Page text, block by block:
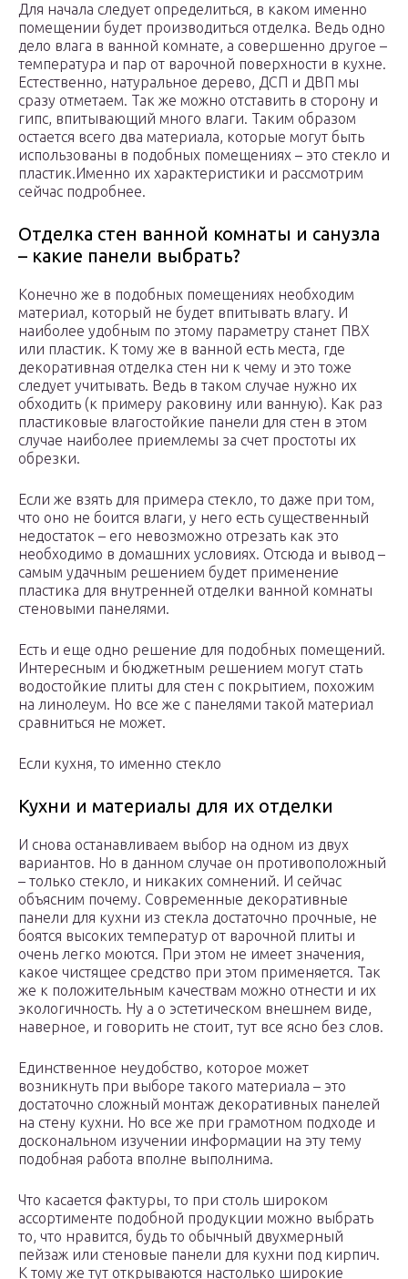
Для начала следует определиться, в каком именно
помещении будет производиться отделка. Ведь одно
дело влага в ванной комнате, а совершенно другое –
температура и пар от варочной поверхности в кухне.
Естественно, натуральное дерево, ДСП и ДВП мы
сразу отметаем. Так же можно отставить в сторону и
гипс, впитывающий много влаги. Таким образом
остается всего два материала, которые могут быть
использованы в подобных помещениях – это стекло и
пластик.Именно их характеристики и рассмотрим
сейчас подробнее.
Отделка стен ванной комнаты и санузла
– какие панели выбрать?
Конечно же в подобных помещениях необходим
материал, который не будет впитывать влагу. И
наиболее удобным по этому параметру станет ПВХ
или пластик. К тому же в ванной есть места, где
декоративная отделка стен ни к чему и это тоже
следует учитывать. Ведь в таком случае нужно их
обходить (к примеру раковину или ванную). Как раз
пластиковые влагостойкие панели для стен в этом
случае наиболее приемлемы за счет простоты их
обрезки.
Если же взять для примера стекло, то даже при том,
что оно не боится влаги, у него есть существенный
недостаток – его невозможно отрезать как это
необходимо в домашних условиях. Отсюда и вывод –
самым удачным решением будет применение
пластика для внутренней отделки ванной комнаты
стеновыми панелями.
Есть и еще одно решение для подобных помещений.
Интересным и бюджетным решением могут стать
водостойкие плиты для стен с покрытием, похожим
на линолеум. Но все же с панелями такой материал
сравниться не может.
Если кухня, то именно стекло
Кухни и материалы для их отделки
И снова останавливаем выбор на одном из двух
вариантов. Но в данном случае он противоположный
– только стекло, и никаких сомнений. И сейчас
объясним почему. Современные декоративные
панели для кухни из стекла достаточно прочные, не
боятся высоких температур от варочной плиты и
очень легко моются. При этом не имеет значения,
какое чистящее средство при этом применяется. Так
же к положительным качествам можно отнести и их
экологичность. Ну а о эстетическом внешнем виде,
наверное, и говорить не стоит, тут все ясно без слов.
Единственное неудобство, которое может
возникнуть при выборе такого материала – это
достаточно сложный монтаж декоративных панелей
на стену кухни. Но все же при грамотном подходе и
доскональном изучении информации на эту тему
подобная работа вполне выполнима.
Что касается фактуры, то при столь широком
ассортименте подобной продукции можно выбрать
то, что нравится, будь то обычный двухмерный
пейзаж или стеновые панели для кухни под кирпич.
К тому же тут открываются настолько широкие